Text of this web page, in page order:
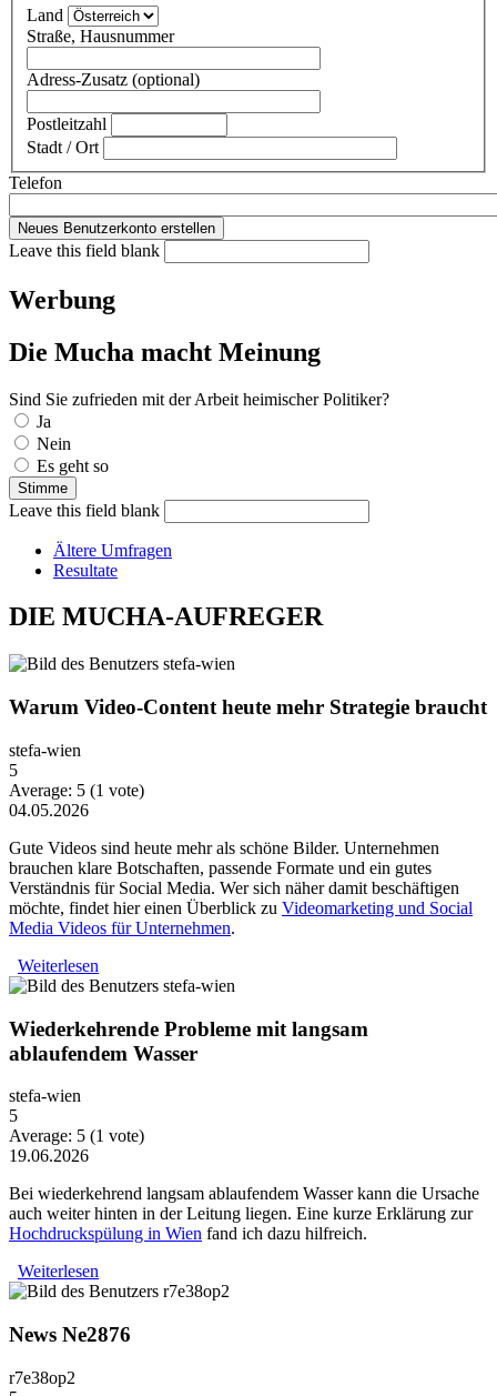
Land
Straße, Hausnummer
Adress-Zusatz (optional)
Postleitzahl
Stadt / Ort
Telefon
Leave this field blank
Werbung
Die Mucha macht Meinung
Sind Sie zufrieden mit der Arbeit heimischer Politiker?
Auswahlmöglichkeiten
Ja
Nein
Es geht so
Leave this field blank
Ältere Umfragen
Resultate
DIE MUCHA-AUFREGER
Warum Video-Content heute mehr Strategie braucht
stefa-wien
5
Average: 5 (1 vote)
04.05.2026
Gute Videos sind heute mehr als schöne Bilder. Unternehmen
brauchen klare Botschaften, passende Formate und ein gutes
Verständnis für Social Media. Wer sich näher damit beschäftigen
möchte, findet hier einen Überblick zu Videomarketing und Social
Media Videos für Unternehmen.
Weiterlesen
Wiederkehrende Probleme mit langsam
ablaufendem Wasser
stefa-wien
5
Average: 5 (1 vote)
19.06.2026
Bei wiederkehrend langsam ablaufendem Wasser kann die Ursache
auch weiter hinten in der Leitung liegen. Eine kurze Erklärung zur
Hochdruckspülung in Wien fand ich dazu hilfreich.
Weiterlesen
ablaufendem Wasser
News Ne2876
r7e38op2